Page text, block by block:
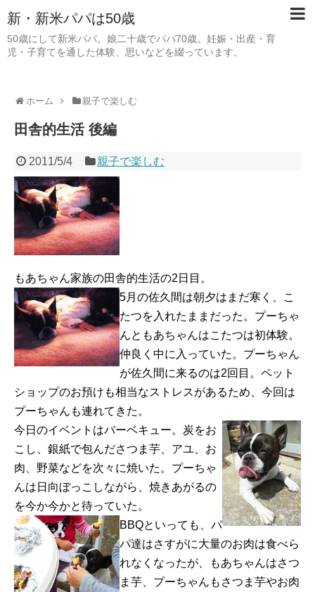
新・新米パパは50歳
50歳にして新米パパ。娘二十歳でパパ70歳。妊娠・出産・育
児・子育てを通した体験、思いなどを綴っています。
ホーム 親子で楽しむ
田舎的生活 後編
2011/5/4 親子で楽しむ
もあちゃん家族の田舎的生活の2日目。
5月の佐久間は朝夕はまだ寒く、こ
たつを入れたままだった。プーちゃ
んともあちゃんはこたつは初体験。
仲良く中に入っていた。プーちゃん
が佐久間に来るのは2回目。ペット
ショップのお預けも相当なストレスがあるため、今回は
プーちゃんも連れてきた。
今日のイベントはバーベキュー。炭をお
こし、銀紙で包んださつま芋、アユ、お
肉、野菜などを次々に焼いた。プーちゃ
んは日向ぼっこしながら、焼きあがるの
を今か今かと待っていた。
BBQといっても、パ
パ達はさすがに大量のお肉は食べら
れなくなったが、もあちゃんはさつ
ま芋、プーちゃんもさつま芋やお肉